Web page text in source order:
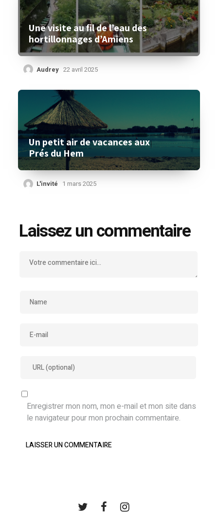
Une visite au fil de l’eau des
hortillonnages d’Amiens
Audrey 22 avril 2025
Un petit air de vacances aux
Prés du Hem
L'invité 1 mars 2025
Laissez un commentaire
Enregistrer mon nom, mon e-mail et mon site dans
le navigateur pour mon prochain commentaire.